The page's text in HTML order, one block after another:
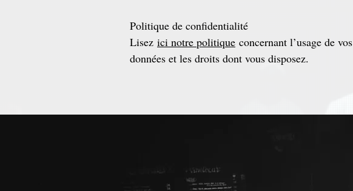
​Politique de confidentialité
Lisez ici notre politique concernant l’usage de vos
données et les droits dont vous disposez.